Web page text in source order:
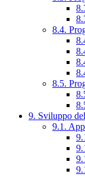
8.4.
8.5.
9. Sviluppo
9.1.